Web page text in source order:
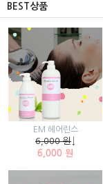
BEST상품
EM 헤어린스
6,000 원
6,000 원